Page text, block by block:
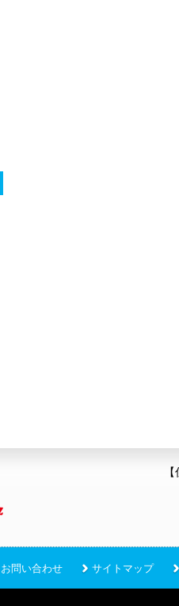
お問い合わせ サイトマップ